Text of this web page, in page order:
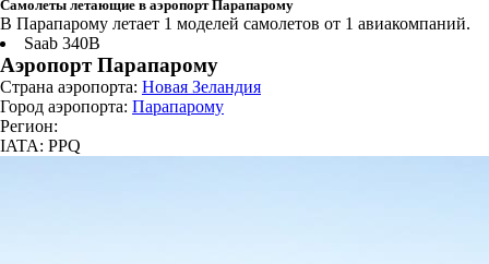
Самолеты летающие в аэропорт Парапарому
В Парапарому летает 1 моделей самолетов от 1 авиакомпаний.
Saab 340B
Аэропорт Парапарому
Страна аэропорта: Новая Зеландия
Город аэропорта: Парапарому
Регион:
IATA: PPQ